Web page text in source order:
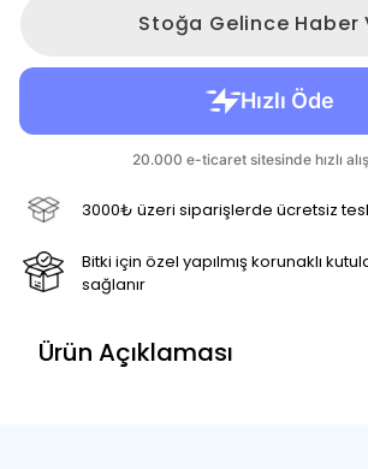
Stoğa Gelince Haber
3000₺ üzeri siparişlerde ücretsiz
Bitki için özel yapılmış korunaklı
sağlanır
Ürün Açıklaması